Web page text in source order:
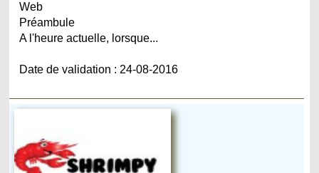
Web
Préambule
A l'heure actuelle, lorsque...
Date de validation : 24-08-2016